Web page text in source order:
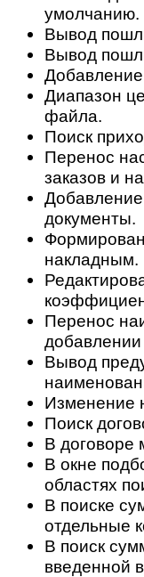
умолчанию.
Вывод
Вывод
Диапазон
файла.
Поиск
Перенос
заказов и
документы.
накладным.
Перенос
добавлении
Вывод
Изменение
Поиск
В договоре
В окне
областях
В поиске
отдельные
В поиск
введенной